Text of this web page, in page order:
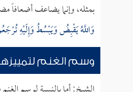
بمثله، وإنما يضاعف أضعافاً
وَاللَّهُ يَقْبِضُ وَيَبْسُطُ وَإِلَيْهِ
وسم الغنم